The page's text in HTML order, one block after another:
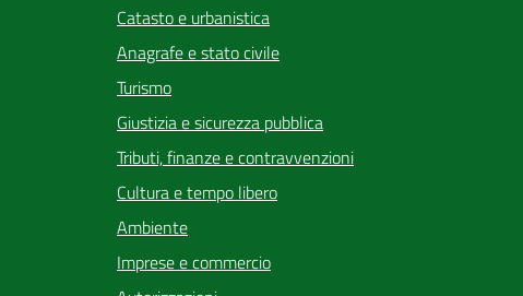
Catasto e urbanistica
Anagrafe e stato civile
Turismo
Giustizia e sicurezza pubblica
Tributi, finanze e contravvenzioni
Cultura e tempo libero
Ambiente
Imprese e commercio